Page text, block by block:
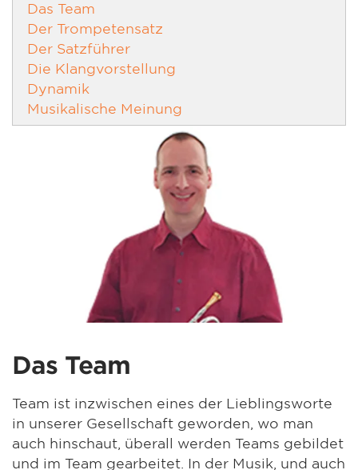
Das Team
Der Trompetensatz
Der Satzführer
Die Klangvorstellung
Dynamik
Musikalische Meinung
Das Team
Team ist inzwischen eines der Lieblingsworte
in unserer Gesellschaft geworden, wo man
auch hinschaut, überall werden Teams gebildet
und im Team gearbeitet. In der Musik, und auch